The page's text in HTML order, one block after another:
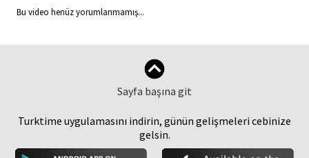
Bu video henüz yorumlanmamış...
Sayfa başına git
Turktime uygulamasını indirin, günün gelişmeleri cebinize
gelsin.